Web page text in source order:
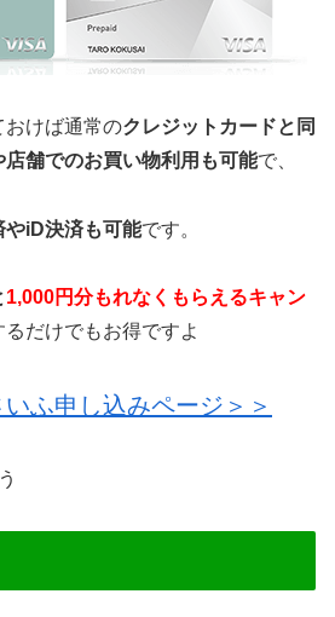
おけば通常のクレジットカードと同
店舗でのお買い物利用も可能で、
やiD決済も可能です。
1,000円分もれなくもらえるキャン
だけでもお得ですよ
ふ申し込みページ＞＞